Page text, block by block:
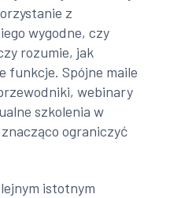
z
wygodne, czy
rozumie, jak
funkcje. Spójne maile
webinary
szkolenia w
ograniczyć
istotnym